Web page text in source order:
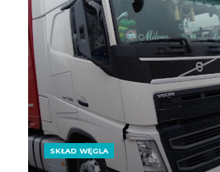
SKŁAD WĘGLA